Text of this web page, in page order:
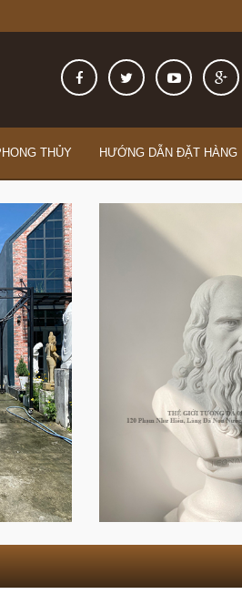
THỦY HƯỚNG DẪN ĐẶT HÀNG